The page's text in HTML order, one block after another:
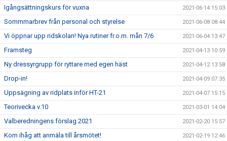
Igångsättningskurs för vuxna 2021-06-14 15:03
Sommmarbrev från personal och styrelse 2021-06-08 08:44
Vi öppnar upp ridskolan! Nya rutiner fr.o.m. mån 7/6 2021-06-04 13:47
Framsteg 2021-04-13 10:59
Ny dressyrgrupp för ryttare med egen häst 2021-04-12 13:58
Drop-in! 2021-04-09 07:35
Uppsägning av ridplats inför HT-21 2021-04-07 15:15
Teorivecka v.10 2021-03-01 14:04
Valberedningens förslag 2021 2021-02-20 15:57
Kom ihåg att anmäla till årsmötet! 2021-02-19 12:46